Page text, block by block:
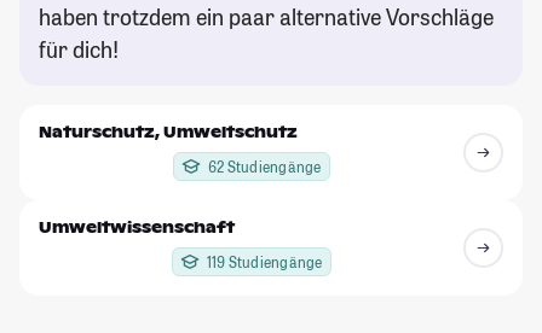
haben trotzdem ein paar alternative Vorschläge
für dich!
Naturschutz, Umweltschutz
62 Studiengänge
Umweltwissenschaft
119 Studiengänge